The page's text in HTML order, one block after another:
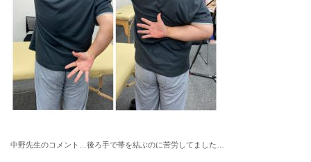
中野先生のコメント… 後ろ手で帯を結ぶのに苦労してました…